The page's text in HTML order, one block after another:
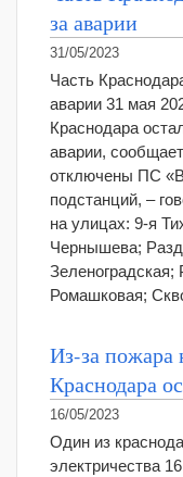
за аварии
31/05/2023
Часть
аварии 31 мая
Краснодара
аварии,
отключены ПС
подстанций, –
на улицах: 9-я
Чернышева;
Зеленоградская;
Ромашковая;
Из-за пожара
Краснодара
16/05/2023
Один из
электричества